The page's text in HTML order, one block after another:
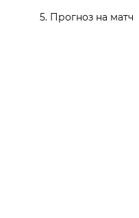
5. Прогноз на матч